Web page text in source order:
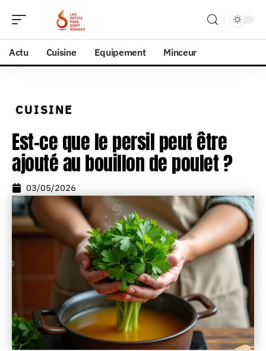
Actu Cuisine Equipement Minceur
CUISINE
Est-ce que le persil peut être
ajouté au bouillon de poulet ?
03/05/2026